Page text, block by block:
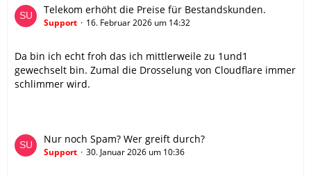
Telekom erhöht die Preise für Bestandskunden.
Support 16. Februar 2026 um 14:32
Da bin ich echt froh das ich mittlerweile zu 1und1
gewechselt bin. Zumal die Drosselung von Cloudflare immer
schlimmer wird.
Nur noch Spam? Wer greift durch?
Support 30. Januar 2026 um 10:36